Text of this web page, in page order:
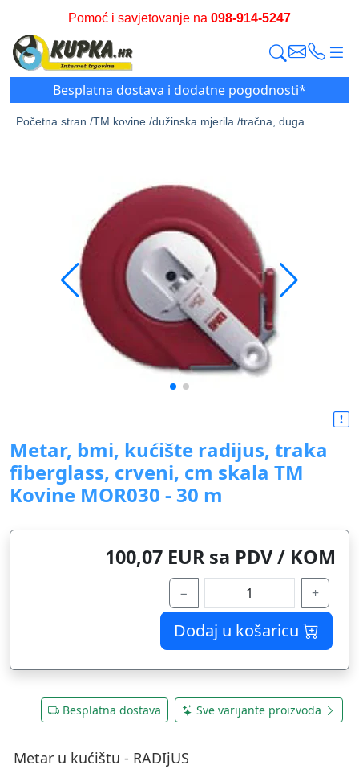
Pomoć i savjetovanje na 098-914-5247
Besplatna dostava i dodatne pogodnosti*
Početna stran /TM kovine /dužinska mjerila /tračna, duga ...
Metar, bmi, kućište radijus, traka
fiberglass, crveni, cm skala TM
Kovine MOR030 - 30 m
100,07 EUR sa PDV / KOM
− +
Dodaj u košaricu
Besplatna dostava Sve varijante proizvoda
Metar u kućištu - RADIjUS